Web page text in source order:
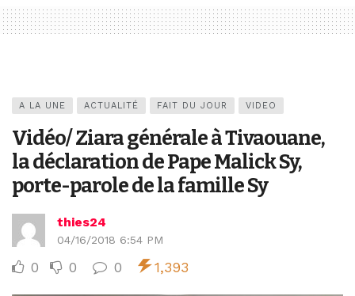
A LA UNE ACTUALITÉ FAIT DU JOUR VIDEO
Vidéo/ Ziara générale à Tivaouane,
la déclaration de Pape Malick Sy,
porte-parole de la famille Sy
thies24
04/16/2018 6:54 PM
0 0 0 1,393